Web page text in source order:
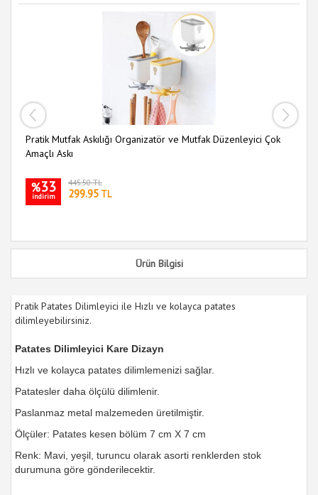
Pratik Mutfak Askılığı Organizatör ve Mutfak Düzenleyici Çok
Amaçlı Askı
%33
indirim
445.50 TL
299.95 TL
Ürün Bilgisi
Pratik Patates Dilimleyici ile Hızlı ve kolayca patates
dilimleyebilirsiniz.
Patates Dilimleyici Kare Dizayn
Hızlı ve kolayca patates dilimlemenizi sağlar.
Patatesler daha ölçülü dilimlenir.
Paslanmaz metal malzemeden üretilmiştir.
Ölçüler: Patates kesen bölüm 7 cm X 7 cm
Renk: Mavi, yeşil, turuncu olarak asorti renklerden stok
durumuna göre gönderilecektir.